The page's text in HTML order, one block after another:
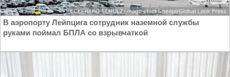
В аэропорту Лейпцига сотрудник наземной службы
руками поймал БПЛА со взрывчаткой